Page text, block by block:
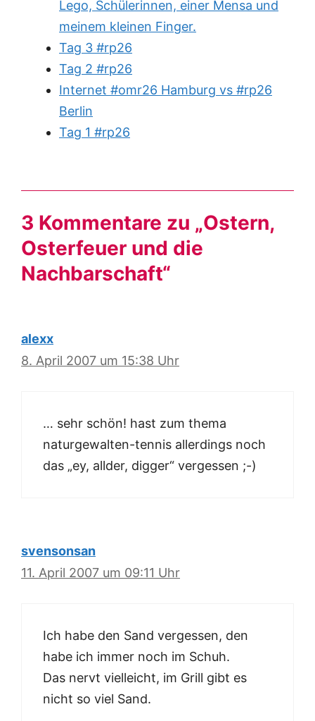
Lego, Schülerinnen, einer Mensa und
meinem kleinen Finger.
Tag 3 #rp26
Tag 2 #rp26
Internet #omr26 Hamburg vs #rp26
Berlin
Tag 1 #rp26
3 Kommentare zu „Ostern,
Osterfeuer und die
Nachbarschaft“
alexx
8. April 2007 um 15:38 Uhr
… sehr schön! hast zum thema
naturgewalten-tennis allerdings noch
das „ey, allder, digger“ vergessen ;-)
svensonsan
11. April 2007 um 09:11 Uhr
Ich habe den Sand vergessen, den
habe ich immer noch im Schuh.
Das nervt vielleicht, im Grill gibt es
nicht so viel Sand.